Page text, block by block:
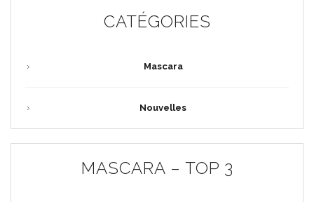
CATÉGORIES
Mascara
Nouvelles
MASCARA – TOP 3